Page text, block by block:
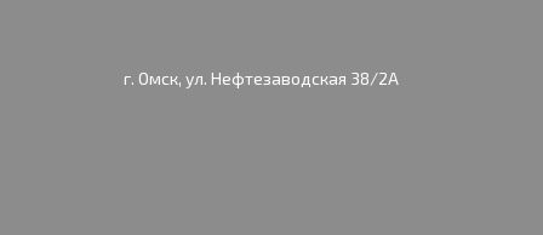
г. Омск, ул. Нефтезаводская 38/2А